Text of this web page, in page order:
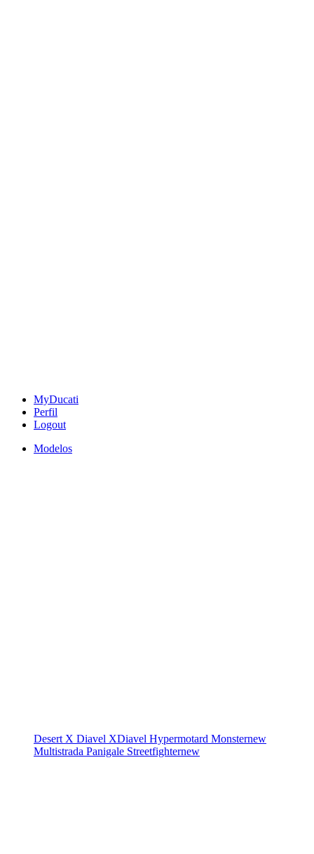
MyDucati
Perfil
Logout
Modelos
Desert X Diavel XDiavel Hypermotard Monsternew
Multistrada Panigale Streetfighternew